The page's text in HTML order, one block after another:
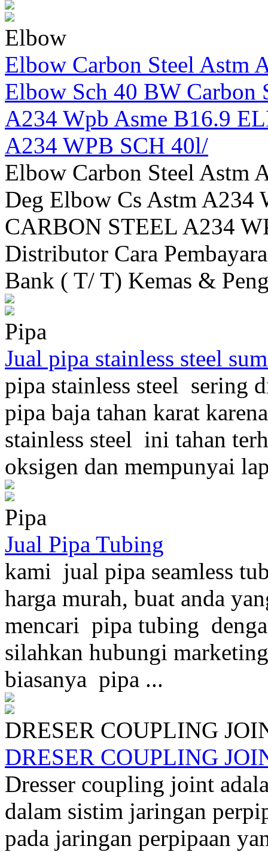
Elbow
Elbow Carbon Steel Astm
Elbow Sch 40 BW Carbon
A234 Wpb Asme B16.9
A234 WPB SCH 40l/
Elbow Carbon Steel Astm
Deg Elbow Cs Astm A234
CARBON STEEL A234
Distributor Cara
Bank ( T/ T) Kemas &
Pipa
Jual pipa stainless steel
pipa stainless steel sering
pipa baja tahan karat
stainless steel ini tahan
oksigen dan mempunyai
Pipa
Jual Pipa Tubing
kami jual pipa seamless
harga murah, buat anda
mencari pipa tubing
silahkan hubungi
biasanya pipa ...
DRESER COUPLING
DRESER COUPLING
Dresser coupling joint
dalam sistim jaringan
pada jaringan perpipaan